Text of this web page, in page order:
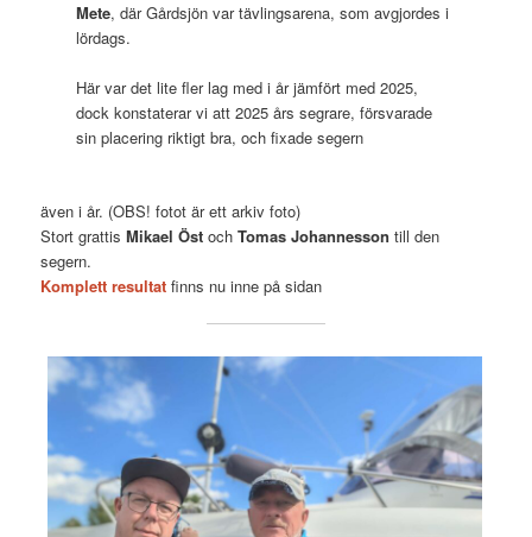
Mete, där Gårdsjön var tävlingsarena, som avgjordes i
lördags.
Här var det lite fler lag med i år jämfört med 2025,
dock konstaterar vi att 2025 års segrare, försvarade
sin placering riktigt bra, och fixade segern
även i år. (OBS! fotot är ett arkiv foto)
Stort grattisMikael Öst ochTomas Johannesson till den
segern.
Komplett resultat finns nu inne på sidan